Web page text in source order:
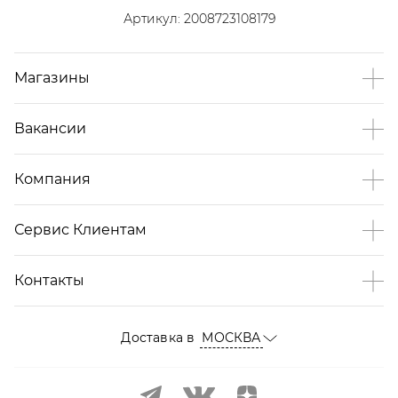
Артикул: 2008723108179
Магазины
Вакансии
Компания
Сервис Клиентам
Контакты
Доставка в МОСКВА